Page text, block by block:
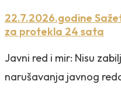
22.7.2026.godine
za protekla 24 sata
Javni red i mir: Nisu
narušavanja javnog